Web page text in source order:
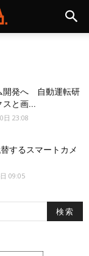
開発へ 自動運転研
スと画...
日 23:08
するスマートカメ
09:05